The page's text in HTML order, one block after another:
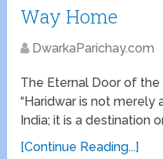
Way Home
DwarkaParichay.com
The Eternal Door of the
“Haridwar is not
India; it is a destination
[Continue Reading...]